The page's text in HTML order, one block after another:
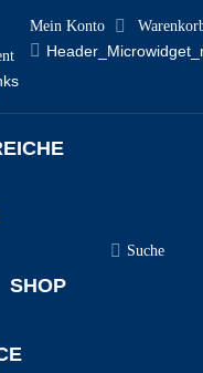
Mein Konto
SHOP
Suche